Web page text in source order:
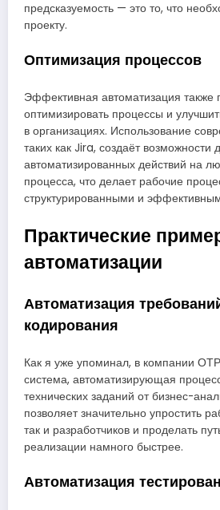
предсказуемость — это то, что
проекту.
Оптимизация процессов
Эффективная автоматизация также
оптимизировать процессы и
в организациях. Использование
таких как Jira, создаёт возможности
автоматизированных действий на
процесса, что делает рабочие
структурированными и
Практические
автоматизации
Автоматизация
кодирования
Как я уже упоминал, в компании
система, автоматизирующая
технических заданий от бизнес-
позволяет значительно упростить
так и разработчиков и проделать
реализации намного быстрее.
Автоматизация